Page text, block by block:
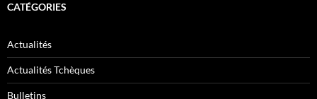
CATÉGORIES
Actualités
Actualités Tchèques
Bulletins